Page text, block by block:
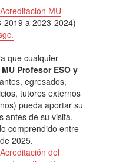
MU
2019 a 2023-2024)
que cualquier
MU Profesor ESO y
egresados,
tutores externos
pueda aportar su
antes de su visita,
comprendido entre
2025.
del